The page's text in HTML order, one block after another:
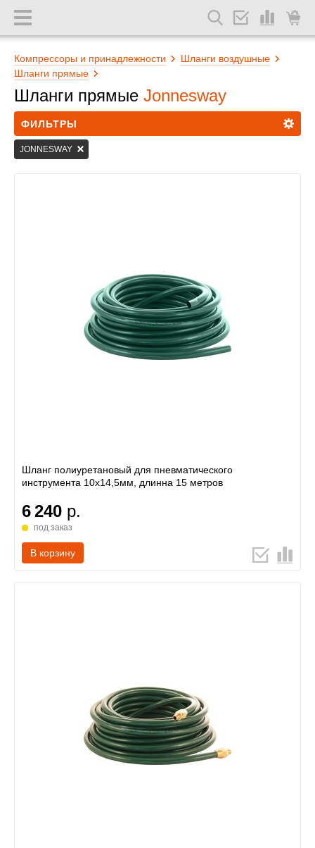
Компрессоры и принадлежности
Шланги воздушные
Шланги прямые
Шланги прямые Jonnesway
ФИЛЬТРЫ
JONNESWAY
Шланг полиуретановый для пневматического
инструмента 10х14,5мм, длинна 15 метров
6 240 р.
под заказ
В корзину